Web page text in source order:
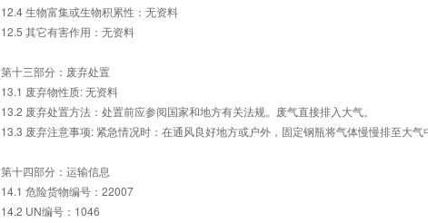
12.4 生物富集或生物积累性：无资料
12.5 其它有害作用：无资料
第十三部分：废弃处置
13.1 废弃物性质: 无资料
13.2 废弃处置方法：处置前应参阅国家和地方有关法规。废气直接排入大气。
13.3 废弃注意事项: 紧急情况时：在通风良好地方或户外，固定钢瓶将气体慢慢排至大气
第十四部分：运输信息
14.1 危险货物编号：22007
14.2 UN编号：1046